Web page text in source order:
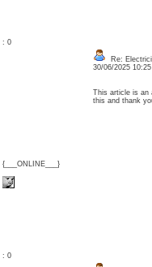
: 0
{___ONLINE___}
Re:
30/06/2025
This article is an
this and thank
: 0